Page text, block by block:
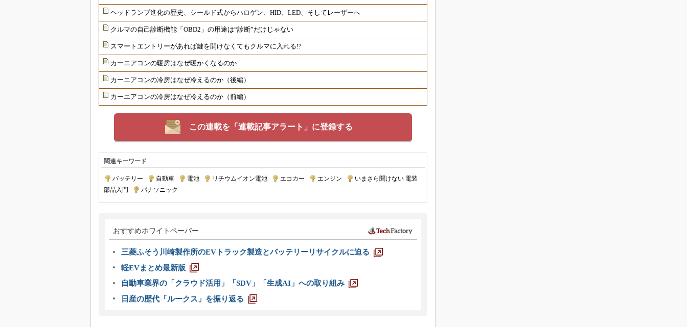
ヘッドランプ進化の歴史、シールド式からハロゲン、HID、LED、そしてレーザーへ
クルマの自己診断機能「OBD2」の用途は“診断”だけじゃない
スマートエントリーがあれば鍵を開けなくてもクルマに入れる!?
カーエアコンの暖房はなぜ暖かくなるのか
カーエアコンの冷房はなぜ冷えるのか（後編）
カーエアコンの冷房はなぜ冷えるのか（前編）
この連載を「連載記事アラート」に登録する
関連キーワード
バッテリー 自動車 電池 リチウムイオン電池 エコカー エンジン
いまさら聞けない 電装
部品入門
パナソニック
おすすめホワイトペーパー
三菱ふそう川崎製作所のEVトラック製造とバッテリーリサイクルに迫る
軽EVまとめ最新版
自動車業界の「クラウド活用」「SDV」「生成AI」への取り組み
日産の歴代「ルークス」を振り返る